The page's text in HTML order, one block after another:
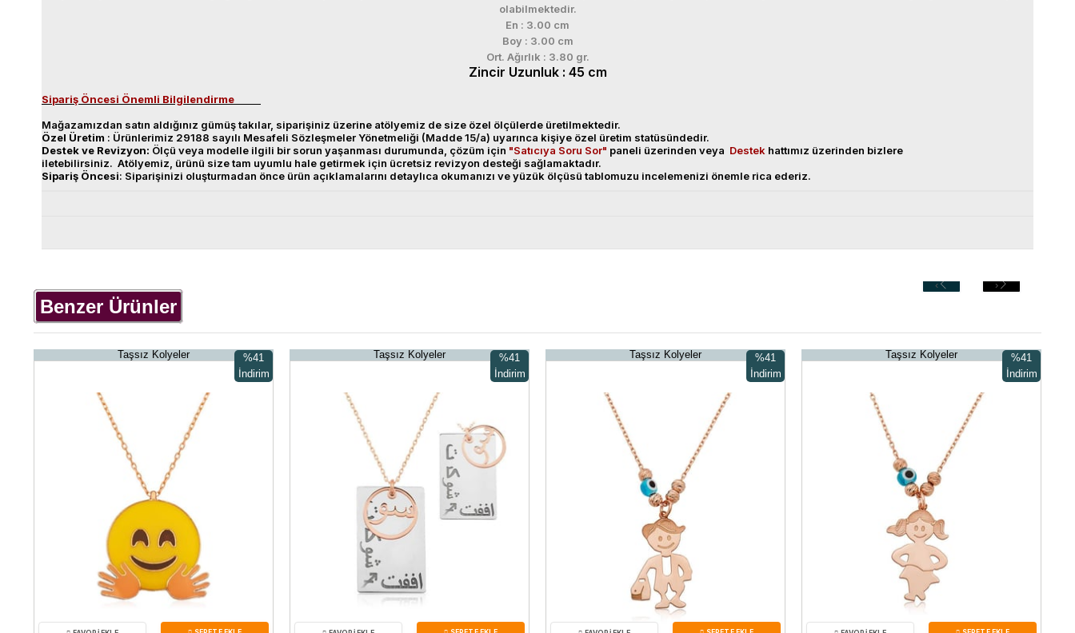
olabilmektedir.
En : 3.00 cm
Boy : 3.00 cm
Ort. Ağırlık : 3.80 gr.
Zincir Uzunluk : 45 cm
Sipariş Öncesi Önemli Bilgilendirme
Mağazamızdan satın aldığınız gümüş takılar, siparişiniz üzerine atölyemiz de size özel ölçülerde üretilmektedir.
Özel Üretim : Ürünlerimiz 29188 sayılı Mesafeli Sözleşmeler Yönetmeliği (Madde 15/a) uyarınca kişiye özel üretim statüsündedir.
Destekve Revizyon: Ölçü veya modelle ilgili bir sorun yaşanması durumunda, çözüm için "Satıcıya Soru Sor" paneli üzerinden veya Destek hattımız üzerinden bizlere
iletebilirsiniz. Atölyemiz, ürünü size tam uyumlu hale getirmek için ücretsiz revizyon desteği sağlamaktadır.
Sipariş Öncesi: Siparişinizi oluşturmadan önce ürün açıklamalarını detaylıca okumanızı ve yüzük ölçüsü tablomuzu incelemenizi önemle rica ederiz.
Benzer Ürünler
Taşsız Kolyeler
%41
İndirim
Taşsız Kolyeler
%41
İndirim
Taşsız Kolyeler
%41
İndirim
Taşsız Kolyeler
%41
İndirim
‹ ›